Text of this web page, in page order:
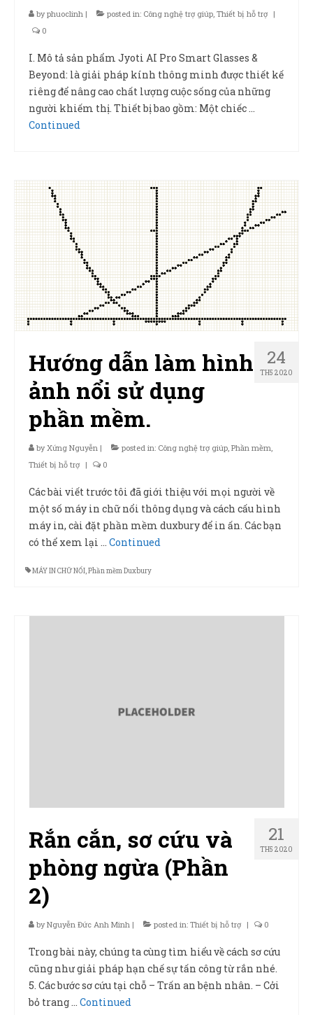
byphuoclinh | posted in: Công nghệ trợ giúp Thiết bị hỗ trợ |
0
I. Mô tả sản phẩm Jyoti AI Pro Smart Glasses &
Beyond: là giải pháp kính thông minh được thiết kế
riêng để nâng cao chất lượng cuộc sống của những
người khiếm thị. Thiết bị bao gồm: Một chiếc …
Continued
24
TH5 2020
Hướng dẫn làm hình
ảnh nổi sử dụng
phần mềm.
byXứng Nguyễn | posted in: Công nghệ trợ giúp, Phần mềm,
Thiết bị hỗ trợ | 0
Các bài viết trước tôi đã giới thiệu với mọi người về
một số máy in chữ nổi thông dụng và cách cấu hình
máy in, cài đặt phần mềm duxbury để in ấn. Các bạn
có thể xem lại … Continued
MÁY IN CHỮ NỔI,Phần mềm Duxbury
21
TH5 2020
Rắn cắn, sơ cứu và
phòng ngừa (Phần
2)
byNguyễn Đức Anh Minh | posted in: Thiết bị hỗ trợ | 0
Trong bài này, chúng ta cùng tìm hiểu về cách sơ cứu
cũng như giải pháp hạn chế sự tấn công từ rắn nhé.
5. Các bước sơ cứu tại chỗ – Trấn an bệnh nhân. – Cởi
bỏ trang … Continued